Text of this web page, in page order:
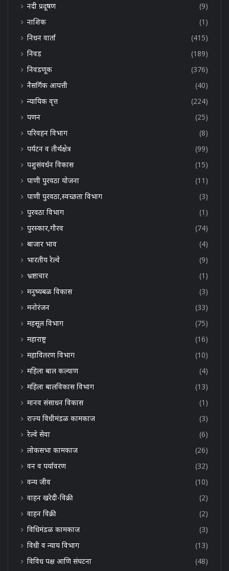
नदी प्रदूषण
(9)
नाशिक
(1)
निधन वार्ता
(415)
निवड
(189)
निवडणूक
(376)
नैसर्गिक आपत्ती
(40)
न्यायिक वृत्त
(224)
पणन
(25)
परिवहन विभाग
(8)
पर्यटन व तीर्थक्षेत्र
(99)
पशुसंवर्धन विकास
(15)
पाणी पुरवठा योजना
(11)
पाणी पुरवठा,स्वच्छता विभाग
(3)
पुरवठा विभाग
(1)
पुरस्कार,गौरव
(74)
बाजार भाव
(4)
भारतीय रेल्वे
(9)
भ्रष्टाचार
(1)
मनुष्यबळ विकास
(3)
मनोरंजन
(33)
महसूल विभाग
(75)
महाराष्ट्र
(16)
महावितरण विभाग
(10)
महिला बाल कल्याण
(4)
महिला बालविकास विभाग
(13)
मानव संसाधन विकास
(1)
राज्य विधीमंडळ कामकाज
(3)
रेल्वे सेवा
(6)
लोकसभा कामकाज
(26)
वन व पर्यावरण
(32)
वन्य जीव
(10)
वाहन खरेदी-विक्री
(2)
वाहन विक्री
(2)
विधिमंडळ कामकाज
(3)
विधी व न्याय विभाग
(13)
विविध पक्ष आणि संघटना
(48)